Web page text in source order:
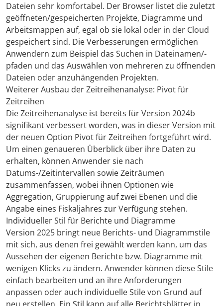
Dateien sehr komfortabel. Der Browser listet die zuletzt
geöffneten/gespeicherten Projekte, Diagramme und
Arbeitsmappen auf, egal ob sie lokal oder in der Cloud
gespeichert sind. Die Verbesserungen ermöglichen
Anwendern zum Beispiel das Suchen in Dateinamen/-
pfaden und das Auswählen von mehreren zu öffnenden
Dateien oder anzuhängenden Projekten.
Weiterer Ausbau der Zeitreihenanalyse: Pivot für
Zeitreihen
Die Zeitreihenanalyse ist bereits für Version 2024b
signifikant verbessert worden, was in dieser Version mit
der neuen Option Pivot für Zeitreihen fortgeführt wird.
Um einen genaueren Überblick über ihre Daten zu
erhalten, können Anwender sie nach
Datums-/Zeitintervallen sowie Zeiträumen
zusammenfassen, wobei ihnen Optionen wie
Aggregation, Gruppierung auf zwei Ebenen und die
Angabe eines Fiskaljahres zur Verfügung stehen.
Individueller Stil für Berichte und Diagramme
Version 2025 bringt neue Berichts- und Diagrammstile
mit sich, aus denen frei gewählt werden kann, um das
Aussehen der eigenen Berichte bzw. Diagramme mit
wenigen Klicks zu ändern. Anwender können diese Stile
einfach bearbeiten und an ihre Anforderungen
anpassen oder auch individuelle Stile von Grund auf